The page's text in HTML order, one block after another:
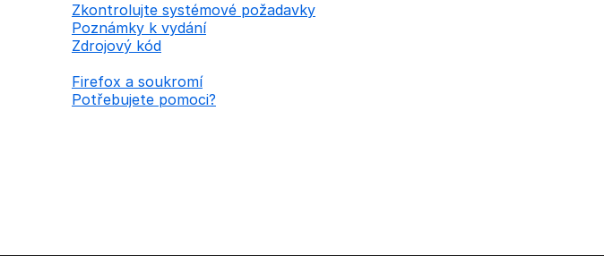
Zkontrolujte systémové požadavky
Poznámky k vydání
Zdrojový kód
Firefox a soukromí
Potřebujete pomoci?